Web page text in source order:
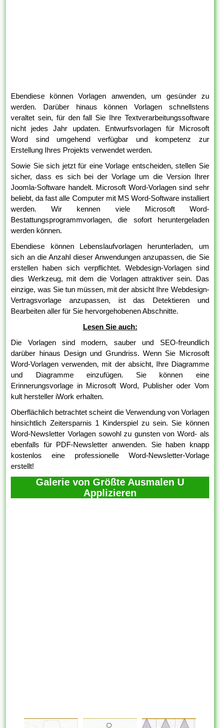
Ebendiese können Vorlagen anwenden, um gesünder zu
werden. Darüber hinaus können Vorlagen schnellstens
veraltet sein, für den fall Sie Ihre Textverarbeitungssoftware
nicht jedes Jahr updaten. Entwurfsvorlagen für Microsoft
Word sind umgehend verfügbar und kompetenz zur
Erstellung Ihres Projekts verwendet werden.
Sowie Sie sich jetzt für eine Vorlage entscheiden, stellen Sie
sicher, dass es sich bei der Vorlage um die Version Ihrer
Joomla-Software handelt. Microsoft Word-Vorlagen sind sehr
beliebt, da fast alle Computer mit MS Word-Software installiert
werden. Wir kennen viele Microsoft Word-
Bestattungsprogrammvorlagen, die sofort heruntergeladen
werden können.
Ebendiese können Lebenslaufvorlagen herunterladen, um
sich an die Anzahl dieser Anwendungen anzupassen, die Sie
erstellen haben sich verpflichtet. Webdesign-Vorlagen sind
dies Werkzeug, mit dem die Vorlagen attraktiver sein. Das
einzige, was Sie tun müssen, mit der absicht Ihre Webdesign-
Vertragsvorlage anzupassen, ist das Detektieren und
Bearbeiten aller für Sie hervorgehobenen Abschnitte.
Lesen Sie auch:
Die Vorlagen sind modern, sauber und SEO-freundlich
darüber hinaus Design und Grundriss. Wenn Sie Microsoft
Word-Vorlagen verwenden, mit der absicht, Ihre Diagramme
und Diagramme einzufügen. Sie können eine
Erinnerungsvorlage in Microsoft Word, Publisher oder Vom
kult hersteller iWork erhalten.
Oberflächlich betrachtet scheint die Verwendung von Vorlagen
hinsichtlich Zeitersparnis 1 Kinderspiel zu sein. Sie können
Word-Newsletter Vorlagen sowohl zu gunsten von Word- als
ebenfalls für PDF-Newsletter anwenden. Sie haben knapp
kostenlos eine professionelle Word-Newsletter-Vorlage
erstellt!
Galerie von Größte Ausmalen U
Applizieren